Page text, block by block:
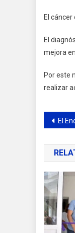
El
El
mejora
Por este
realizar
de
El Encuentro de